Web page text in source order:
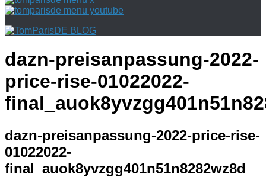
dazn-preisanpassung-2022-
price-rise-01022022-
dazn-preisanpassung-2022-price-rise-
01022022-
final_auok8yvzgg401n51n8282wz8d